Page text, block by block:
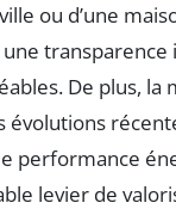
ou d’une
transparence
De plus, la
évolutions
performance
levier de